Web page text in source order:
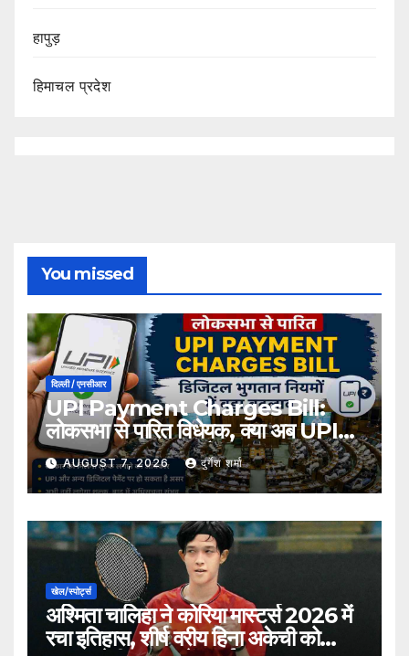
हापुड़
हिमाचल प्रदेश
You missed
दिल्ली / एनसीआर
UPI Payment Charges Bill:
लोकसभा से पारित विधेयक, क्या अब UPI
भुगतान पर लग सकता है शुल्क?
AUGUST 7, 2026 दुर्गेश शर्मा
खेल/स्पोर्ट्स
अश्मिता चालिहा ने कोरिया मास्टर्स 2026 में
रचा इतिहास, शीर्ष वरीय हिना अकेची को